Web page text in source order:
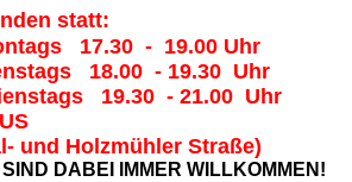
statt:
17.30 - 19.00 Uhr
18.00 - 19.30 Uhr
19.30 - 21.00 Uhr
und Holzmühler Straße)
SIND DABEI IMMER WILLKOMMEN!